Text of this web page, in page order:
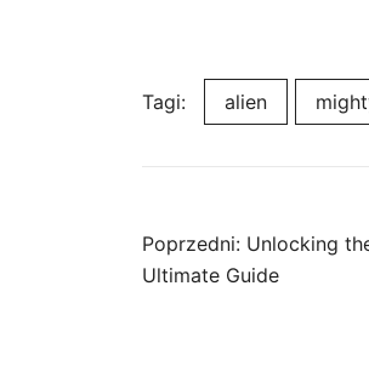
Tagi: alien
Poprzedni: Unlocking
Ultimate Guide